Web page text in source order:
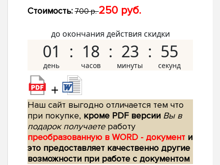
Стоимость: 700 р.250 руб.
до окончания действия скидки
01 18 23 54
+
Наш сайт выгодно отличается тем что
при покупке, кроме PDF версии Вы в
подарок получаетеработу
преобразованную в WORD - документ и
это предоставляет качественно другие
возможности при работе с документом